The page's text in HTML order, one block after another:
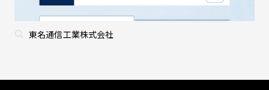
東名通信工業株式会社